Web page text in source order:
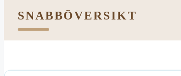
SNABBÖVERSIKT